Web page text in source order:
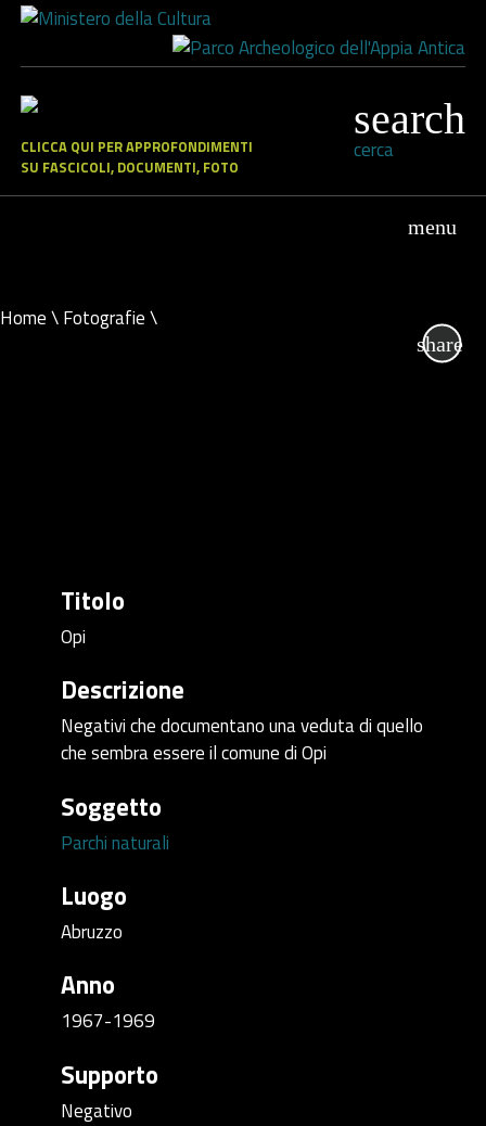
CLICCA QUI PER APPROFONDIMENTI
SU FASCICOLI, DOCUMENTI, FOTO
cerca
Home\Fotografie\
Titolo
Opi
Descrizione
Negativi che documentano una veduta di quello
che sembra essere il comune di Opi
Soggetto
Parchi naturali
Luogo
Abruzzo
Anno
1967-1969
Supporto
Negativo